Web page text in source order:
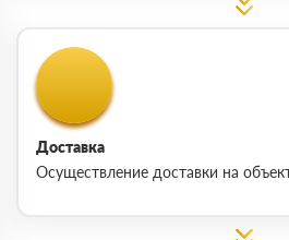
Доставка
Осуществление доставки на